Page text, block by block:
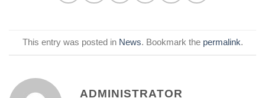
This entry was posted in News. Bookmark the permalink.
ADMINISTRATOR